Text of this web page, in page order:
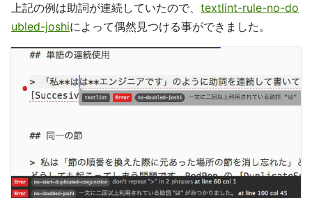
上記の例は助詞が連続していたので、 textlint-rule-no-do
ubled-joshiによって偶然見つける事ができました。